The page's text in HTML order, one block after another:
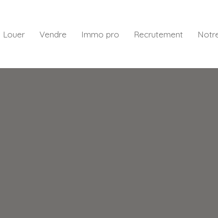
Louer Vendre Immo pro Recrutement